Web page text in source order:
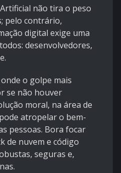
não tira o peso
pelo contrário,
digital exige uma
desenvolvedores,
o golpe mais
se não houver
moral, na área de
atropelar o bem-
pessoas. Bora focar
de nuvem e código
seguras e,